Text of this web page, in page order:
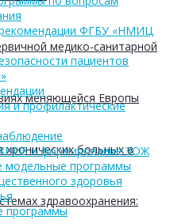
медико-санитарной
меняющейся Европы
хронических больных в
здравоохранения:
ФГБУ «НМИЦ
пациентов
и профилактические
и формирование ЗОЖ
модельные программы
здоровья
программы